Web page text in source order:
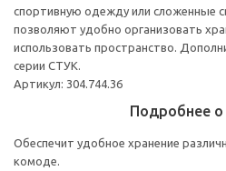
спортивную одежду или сложенные
позволяют удобно организовать
использовать пространство.
серии СТУК.
Артикул: 304.744.36
Подробнее о
Обеспечит удобное хранение
комоде.